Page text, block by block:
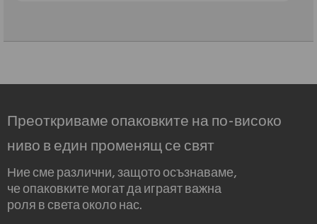
Преоткриваме опаковките на по-високо
ниво в един променящ се свят
Ние сме различни, защото осъзнаваме,
че опаковките могат да играят важна
роля в света около нас.